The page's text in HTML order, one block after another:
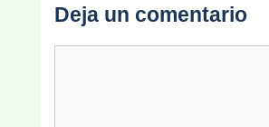
Deja un comentario